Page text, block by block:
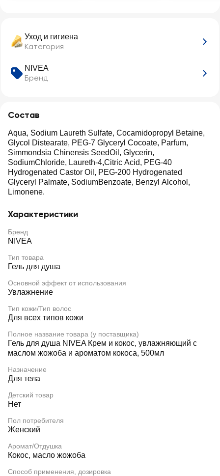
Уход и гигиена
Категория
NIVEA
Бренд
Состав
Aqua, Sodium Laureth Sulfate, Cocamidopropyl Betaine,
Glycol Distearate, PEG-7 Glyceryl Cocoate, Parfum,
Simmondsia Chinensis SeedOil, Glycerin,
SodiumChloride, Laureth-4,Citric Acid, PEG-40
Hydrogenated Castor Oil, PEG-200 Hydrogenated
Glyceryl Palmate, SodiumBenzoate, Benzyl Alcohol,
Limonene.
Характеристики
Бренд
NIVEA
Тип товара
Гель для душа
Основной эффект от использования
Увлажнение
Тип кожи/Тип волос
Для всех типов кожи
Полное название товара (у поставщика)
Гель для душа NIVEA Крем и кокос, увлажняющий с
маслом жожоба и ароматом кокоса, 500мл
Назначение
Для тела
Детский товар
Нет
Пол потребителя
Женский
Аромат/Отдушка
Кокос, масло жожоба
Способ применения, дозировка